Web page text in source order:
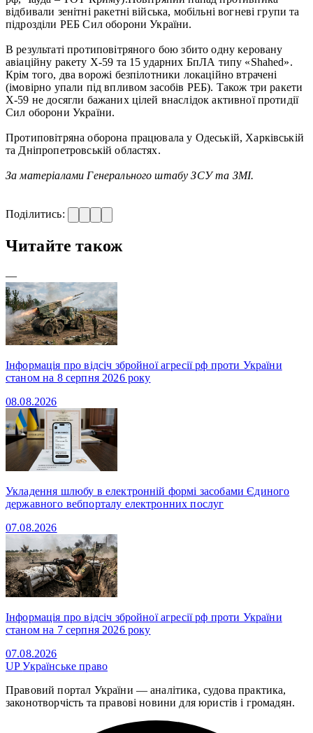
відбивали зенітні ракетні війська, мобільні вогневі групи та
підрозділи РЕБ Сил оборони України.
В результаті протиповітряного бою збито одну керовану
авіаційну ракету Х-59 та 15 ударних БпЛА типу «Shahed».
Крім того, два ворожі безпілотники локаційно втрачені
(імовірно упали під впливом засобів РЕБ). Також три ракети
Х-59 не досягли бажаних цілей внаслідок активної протидії
Сил оборони України.
Протиповітряна оборона працювала у Одеській, Харківській
та Дніпропетровській областях.
За матеріалами Генерального штабу ЗСУ та ЗМІ.
Поділитись:
Читайте також
—
Інформація про відсіч збройної агресії рф проти України
станом на 8 серпня 2026 року
08.08.2026
Укладення шлюбу в електронній формі засобами Єдиного
державного вебпорталу електронних послуг
07.08.2026
Інформація про відсіч збройної агресії рф проти України
станом на 7 серпня 2026 року
07.08.2026
UPУкраїнське право
Правовий портал України — аналітика, судова практика,
законотворчість та правові новини для юристів і громадян.